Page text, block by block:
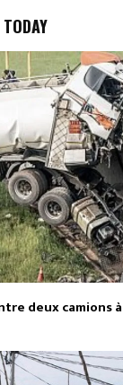
deux camions